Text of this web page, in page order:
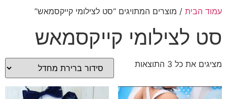
עמוד הבית / מוצרים המתויגים “סט לצילומי קייקסמאש”
סט לצילומי קייקסמאש
מציגים את כל ⁦3⁩ התוצאות